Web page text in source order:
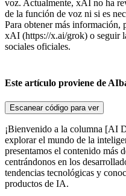
voz. Actualmente, xAI no ha
de la función de voz ni si es
Para obtener más
xAI (https://x.ai/grok) o seguir
sociales oficiales.
Este artículo proviene de
Escanear código para ver
¡Bienvenido a la columna [AI
explorar el mundo de la
presentamos el contenido más
centrándonos en los
tendencias tecnológicas y
productos de IA.